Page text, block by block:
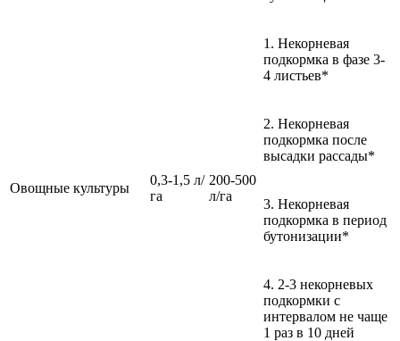
Овощные культуры
0,3-1,5 л/
га
200-500
л/га
1. Некорневая
подкормка в фазе 3-
4 листьев*
2. Некорневая
подкормка после
высадки рассады*
3. Некорневая
подкормка в период
бутонизации*
4. 2-3 некорневых
подкормки с
интервалом не чаще
1 раз в 10 дней